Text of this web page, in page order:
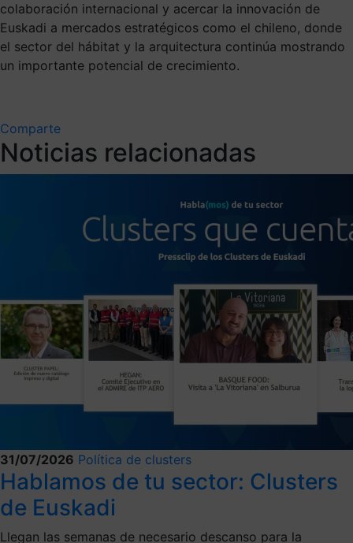
colaboración internacional y acercar la innovación de
Euskadi a mercados estratégicos como el chileno, donde
el sector del hábitat y la arquitectura continúa mostrando
un importante potencial de crecimiento.
Comparte
Noticias relacionadas
31/07/2026 Política de clusters
Hablamos de tu sector: Clusters
de Euskadi
Llegan las semanas de necesario descanso para la